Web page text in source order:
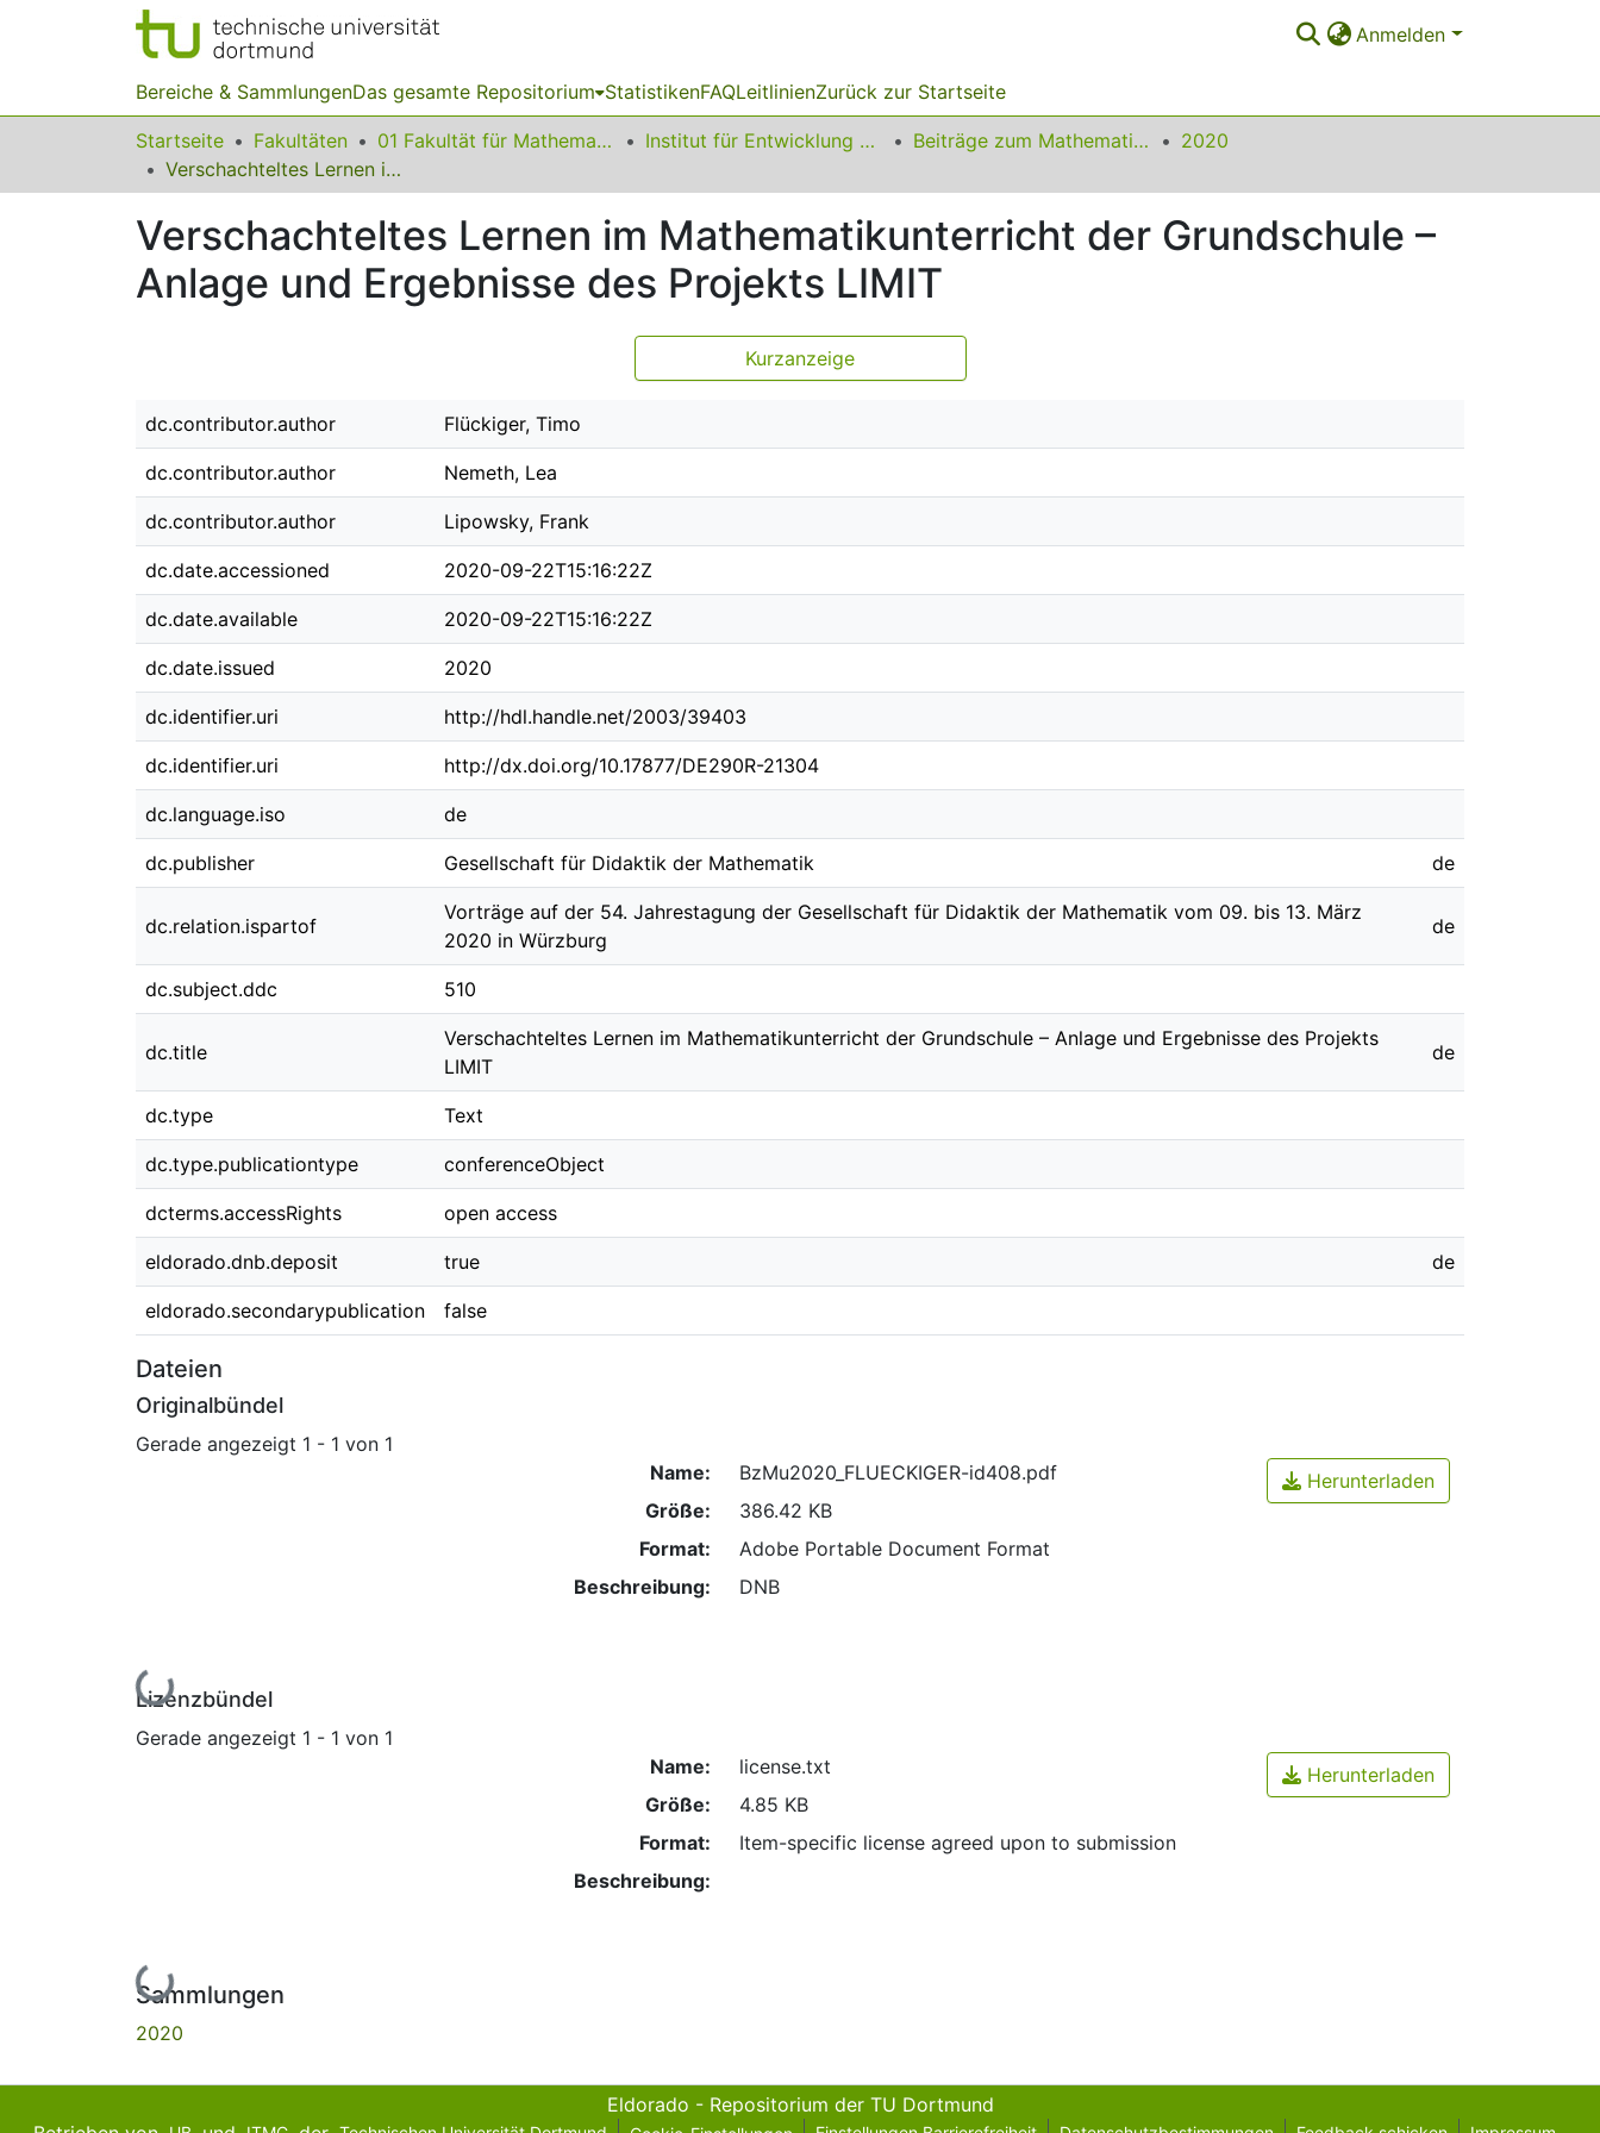
Anmelden
Bereiche & SammlungenDas gesamte Repositorium StatistikenFAQLeitlinienZurück zur Startseite
Startseite Fakultäten 01 Fakultät für Mathematik Institut für Entwicklung und Erforschung des Mathematikunterrichts Beiträge zum Mathematikunterricht
2020
Verschachteltes Lernen im Mathematikunterricht der Grundschule – Anlage und Ergebnisse des Projekts LIMIT
Verschachteltes Lernen im Mathematikunterricht der Grundschule –
Anlage und Ergebnisse des Projekts LIMIT
Kurzanzeige
dc.contributor.author Flückiger, Timo
dc.contributor.author Nemeth, Lea
dc.contributor.author Lipowsky, Frank
dc.date.accessioned 2020-09-22T15:16:22Z
dc.date.available 2020-09-22T15:16:22Z
dc.date.issued 2020
dc.identifier.uri http://hdl.handle.net/2003/39403
dc.identifier.uri http://dx.doi.org/10.17877/DE290R-21304
dc.language.iso de
dc.publisher Gesellschaft für Didaktik der Mathematik de
dc.relation.ispartof
Vorträge auf der 54. Jahrestagung der Gesellschaft für Didaktik der Mathematik vom 09. bis 13. März
2020 in Würzburg
de
dc.subject.ddc 510
dc.title
Verschachteltes Lernen im Mathematikunterricht der Grundschule – Anlage und Ergebnisse des Projekts
LIMIT
de
dc.type Text
dc.type.publicationtype conferenceObject
dcterms.accessRights open access
eldorado.dnb.deposit true de
eldorado.secondarypublication false
Dateien
Originalbündel
Gerade angezeigt 1 - 1 von 1
Lade...
Name:
BzMu2020_FLUECKIGER-id408.pdf
Größe:
386.42 KB
Format:
Adobe Portable Document Format
Beschreibung:
DNB
Herunterladen
Lizenzbündel
Gerade angezeigt 1 - 1 von 1
Lade...
Name:
license.txt
Größe:
4.85 KB
Format:
Item-specific license agreed upon to submission
Beschreibung:
Herunterladen
Sammlungen
2020
Eldorado - Repositorium der TU Dortmund